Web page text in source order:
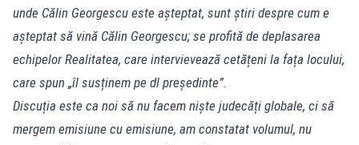
unde Călin Georgescu este așteptat, sunt știri despre cum e
așteptat să vină Călin Georgescu; se profită de deplasarea
echipelor Realitatea, care intervievează cetățeni la fața locului,
care spun „îl susținem pe dl președinte”.
Discuția este ca noi să nu facem niște judecăți globale, ci să
mergem emisiune cu emisiune, am constatat volumul, nu